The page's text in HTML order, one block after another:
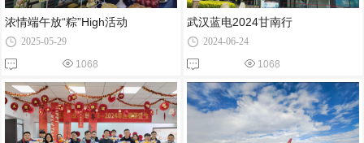
浓情端午放“粽”High活动
2025-05-29
1068
武汉蓝电2024甘南行
2024-06-24
1068